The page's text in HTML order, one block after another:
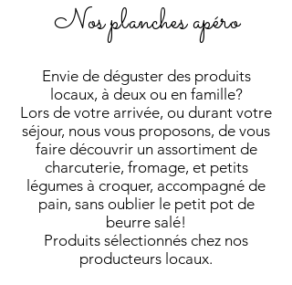
Nos planches apéro
Envie de déguster des produits
locaux, à deux ou en famille?
Lors de votre arrivée, ou durant votre
séjour, nous vous proposons, de vous
faire découvrir un assortiment de
charcuterie, fromage, et petits
légumes à croquer, accompagné de
pain, sans oublier le petit pot de
beurre salé!
Produits sélectionnés chez nos
producteurs locaux.